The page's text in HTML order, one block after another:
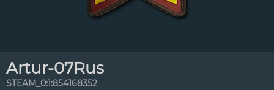
Artur-07Rus
STEAM_0:1:854168352